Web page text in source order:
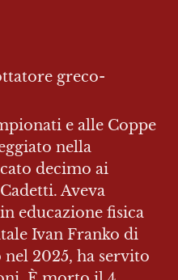
greco-
e alle Coppe
nella
decimo ai
Aveva
educazione fisica
Ivan Franko di
2025, ha servito